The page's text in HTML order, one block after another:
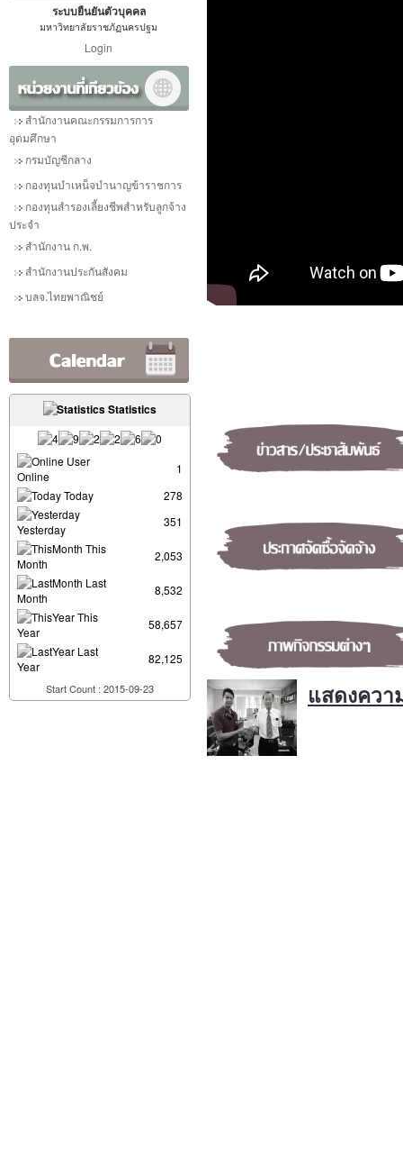
ระบบยืนยันตัวบุคคล
มหาวิทยาลัยราชภัฏนครปฐม
Login
สำนักงานคณะกรรมการการ
อุดมศึกษา
กรมบัญชีกลาง
กองทุนบำเหน็จบำนาญข้าราชการ
กองทุนสำรองเลี้ยงชีพสำหรับลูกจ้าง
ประจำ
สำนักงาน ก.พ.
สำนักงานประกันสังคม
บลจ.ไทยพาณิชย์
Statistics
User
Online
1
Today
278
Yesterday
351
This
Month
2,053
Last
Month
8,532
This
Year
58,657
Last
Year
82,125
Start Count : 2015-09-23 แสดงควา